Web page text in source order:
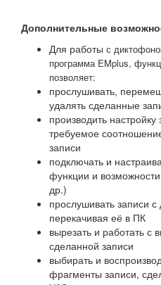
Дополнительные
Для работы с
программа EMplus,
позволяет:
прослушивать,
удалять сделанные
производить
требуемое
записи
подключать и
функции и
др.)
прослушивать записи
перекачивая её в ПК
вырезать и работать
сделанной записи
выбирать и
фрагменты записи,